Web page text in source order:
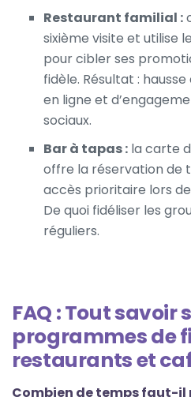
Restaurant familial :
sixième visite et utilise
pour cibler ses
fidèle. Résultat :
en ligne et
sociaux.
Bar à tapas : la carte
offre la réservation de
accès prioritaire lors
De quoi fidéliser les
réguliers.
FAQ : Tout savoir
programmes de
restaurants et
Combien de temps faut-il